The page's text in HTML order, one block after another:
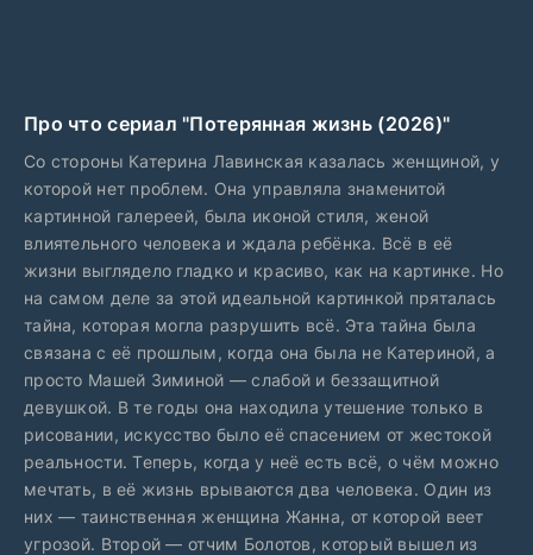
Про что сериал "Потерянная жизнь (2026)"
Со стороны Катерина Лавинская казалась женщиной, у
которой нет проблем. Она управляла знаменитой
картинной галереей, была иконой стиля, женой
влиятельного человека и ждала ребёнка. Всё в её
жизни выглядело гладко и красиво, как на картинке. Но
на самом деле за этой идеальной картинкой пряталась
тайна, которая могла разрушить всё. Эта тайна была
связана с её прошлым, когда она была не Катериной, а
просто Машей Зиминой — слабой и беззащитной
девушкой. В те годы она находила утешение только в
рисовании, искусство было её спасением от жестокой
реальности. Теперь, когда у неё есть всё, о чём можно
мечтать, в её жизнь врываются два человека. Один из
них — таинственная женщина Жанна, от которой веет
угрозой. Второй — отчим Болотов, который вышел из